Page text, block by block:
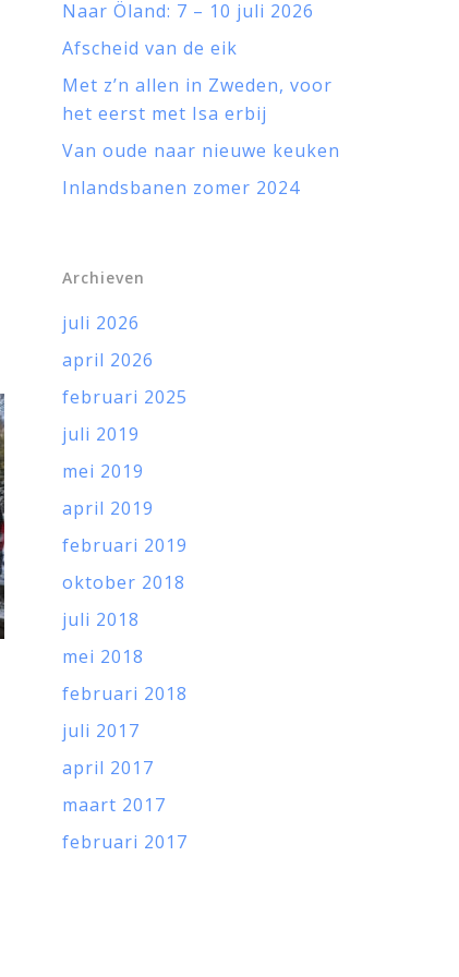
Naar Öland: 7 – 10 juli 2026
Afscheid van de eik
Met z’n allen in Zweden, voor
het eerst met Isa erbij
Van oude naar nieuwe keuken
Inlandsbanen zomer 2024
Archieven
juli 2026
april 2026
februari 2025
juli 2019
mei 2019
april 2019
februari 2019
oktober 2018
juli 2018
mei 2018
februari 2018
juli 2017
april 2017
maart 2017
februari 2017